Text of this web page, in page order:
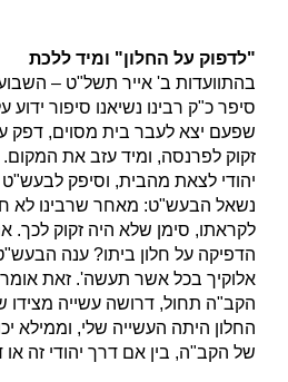
"לדפוק על החלון" ומיד ללכת
בהתוועדות ב' אייר תשל"ט –
סיפר כ"ק רבינו נשיאנו סיפור
שפעם יצא לעבר בית מסוים, דפק
זקוק לפרנסה, ומיד עזב את
יהודי לצאת מהבית, וסיפק
נשאל הבעש"ט: מאחר שרבינו לא
לקראתו, סימן שלא היה זקוק לכך.
הדפיקה על חלון ביתו? ענה
אלוקיך בכל אשר תעשה'. זאת
הקב"ה תחול, דרושה עשייה מצידו
החלון היתה העשייה שלי, וממילא
של הקב"ה, בין אם דרך יהודי זה או